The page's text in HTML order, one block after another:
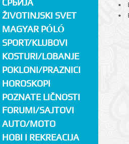
ŽIVOTINJSKI SVET
MAGYAR PÓLÓ
SPORT/KLUBOVI
KOSTURI/LOBANJE
POKLONI/PRAZNICI
HOROSKOPI
POZNATE LIČNOSTI
FORUMI/SAJTOVI
AUTO/MOTO
HOBI I REKREACIJA